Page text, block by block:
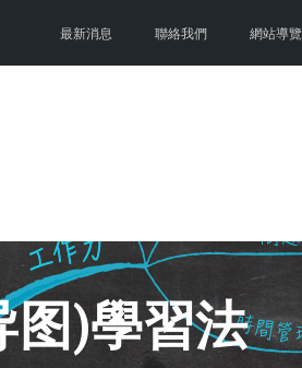
最新消息 聯絡我們 網站導覽
图)學習法